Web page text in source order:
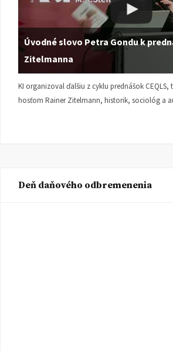
Úvodné slovo Petra Gondu k
Zitelmanna
KI organizoval ďalšiu z cyklu prednášok
hosťom Rainer Zitelmann, historik, sociológ a
Deň daňového odbremenenia